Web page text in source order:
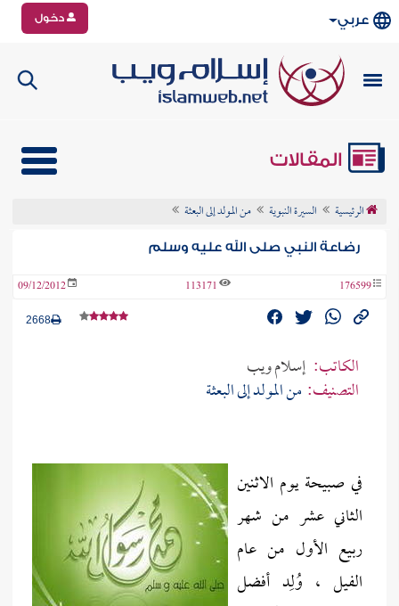
عربي دخول
المقالات
الرئيسية السيرة النبوية من المولد إلى البعثة
رضاعة النبي صلى الله عليه وسلم
176599
113171
09/12/2012
2668
الكاتب: إسلام ويب
التصنيف: من المولد إلى البعثة
في صبيحة يوم الاثنين
الثاني عشر من شهر
ربيع الأول من عام
الفيل ، وُلِد أفضل